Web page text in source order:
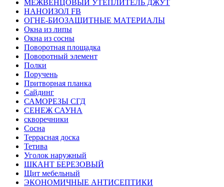
МЕЖВЕНЦОВЫЙ УТЕПЛИТЕЛЬ ДЖУТ
НАНОИЗОЛ FB
ОГНЕ-БИОЗАЩИТНЫЕ МАТЕРИАЛЫ
Окна из липы
Окна из сосны
Поворотная площадка
Поворотный элемент
Полки
Поручень
Притворная планка
Сайдинг
САМОРЕЗЫ СГД
СЕНЕЖ САУНА
скворечники
Сосна
Террасная доска
Тетива
Уголок наружный
ШКАНТ БЕРЕЗОВЫЙ
Щит мебельный
ЭКОНОМИЧНЫЕ АНТИСЕПТИКИ